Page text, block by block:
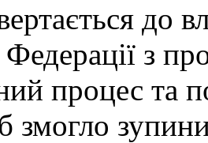
до
Федерації з
процес та
змогло